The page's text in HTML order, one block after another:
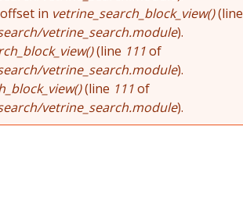
in vetrine_search_block_view()(line
vetrine_search.module).
(line 111of
vetrine_search.module).
(line 111of
vetrine_search.module).